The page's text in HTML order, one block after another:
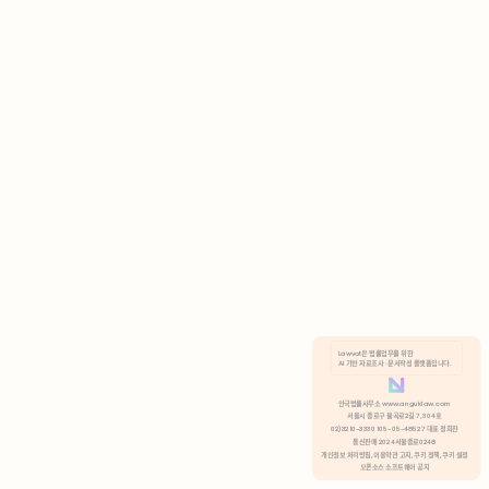
분석 쿠키 허용
Lawvot은 법률업무를 위한
AI 기반 자료조사 · 문서작성 플랫폼입니다.
안국법률사무소 www.anguklaw.com
서울시 종로구 율곡로2길 7, 304호
02)3210-3330 105-05-48527 대표 정희찬
통신판매 2024서울종로0248
개인정보 처리방침, 이용약관 고지, 쿠키 정책, 쿠키 설정
오픈소스 소프트웨어 공지